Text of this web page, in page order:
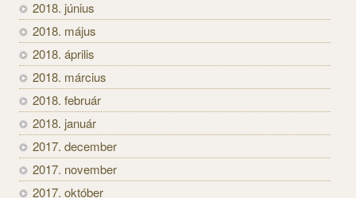
2018. június
2018. május
2018. április
2018. március
2018. február
2018. január
2017. december
2017. november
2017. október